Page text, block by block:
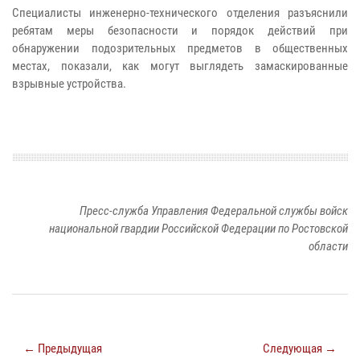
Специалисты инженерно-технического отделения разъяснили
ребятам меры безопасности и порядок действий при
обнаружении подозрительных предметов в общественных
местах, показали, как могут выглядеть замаскированные
взрывные устройства.
Пресс-служба Управления Федеральной службы войск
национальной гвардии Российской Федерации по Ростовской
области
← Предыдущая Следующая →